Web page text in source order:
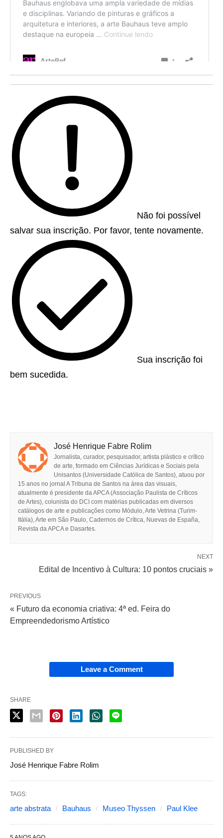
Não foi possível
salvar sua inscrição. Por favor, tente novamente.
Sua inscrição foi
bem sucedida.
José Henrique Fabre Rolim
Jornalista, curador, pesquisador, artista plástico e crítico
de arte, formado em Ciências Jurídicas e Sociais pela
Unisantos (Universidade Católica de Santos), atuou por
15 anos no jornal A Tribuna de Santos na área das visuais,
atualmente é presidente da APCA (Associação Paulista de Críticos
de Artes), colunista do DCI com matérias publicadas em diversos
catálogos de arte e publicações como Módulo, Arte Vetrina (Turim-
Itália), Arte em São Paulo, Cadernos de Crítica, Nuevas de España,
Revista da APCA e Dasartes.
NEXT
Edital de Incentivo à Cultura: 10 pontos cruciais »
PREVIOUS
« Futuro da economia criativa: 4ª ed. Feira do
Empreendedorismo Artístico
Leave a Comment
SHARE
PUBLISHED BY
José Henrique Fabre Rolim
TAGS:
arte abstrata Bauhaus Museo Thyssen Paul Klee